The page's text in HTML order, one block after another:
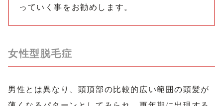
っていく事をお勧めします。
女性型脱毛症
男性とは異なり、 頭頂部の比較的広い範囲の頭髪が